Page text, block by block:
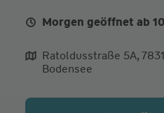
Morgen geöffnet ab
Mo.
10:00 - 12:30
Mi.
10:00 - 12:30
Ratoldusstraße 5A,
Bodensee